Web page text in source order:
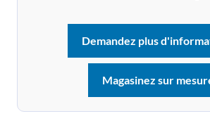
Demandez plus
Magasinez sur